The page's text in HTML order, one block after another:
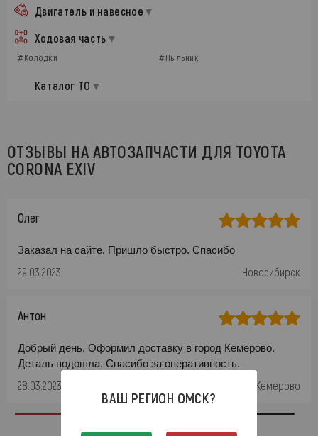
Двигатель и навесное
Ходовая часть
#Колодки #Пыльник
Каталог ТО
ОТЗЫВЫ НА АВТОЗАПЧАСТИ ДЛЯ TOYOTA
CORONA EXIV
Олег
Заказал на сайте. Пришло быстро. Спасибо
29.03.2023 Новосибирск
Антон
Добрый день. Оформил доставку в город Кемерово.
Деталь подошла. Спасибо за оперативность.
28.03.2023 Кемерово
ВАШ РЕГИОН ОМСК?